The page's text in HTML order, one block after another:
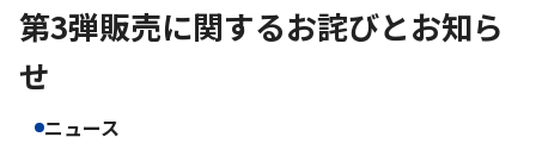
第3弾販売に関するお詫びとお知ら
せ
ニュース